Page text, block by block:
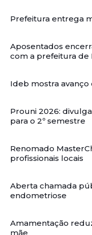
Prefeitura entrega
Aposentados
com a prefeitura de
Ideb mostra avanço
Prouni 2026:
para o 2º semestre
Renomado
profissionais locais
Aberta chamada
endometriose
Amamentação
mãe